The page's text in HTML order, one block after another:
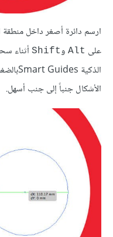
ارسم دائرة أصغر داخل منطقة
على Alt وShift أثناء
الذكية Smart Guidesبالضغط على
الأشكال جنباً إلى جنب أسهل.